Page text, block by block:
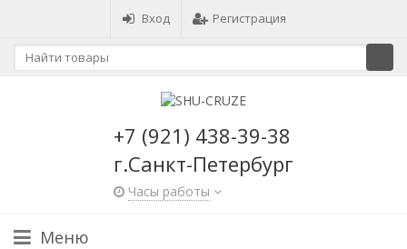
Вход Регистрация
+7 (921) 438-39-38
г.Санкт-Петербург
Часы работы
Меню